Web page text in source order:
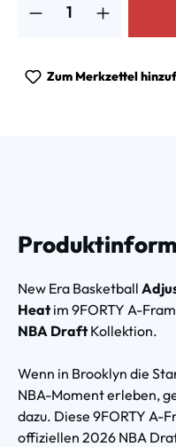
Zum Merkzettel
New Era Basketball
Heatim 9FORTY A-
NBA DraftKollektion.
Wenn in Brooklyn die
NBA-Moment erleben,
dazu. Diese 9FORTY A-
offiziellen 2026 NBA